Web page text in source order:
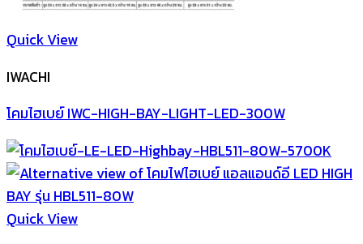
Quick View
IWACHI
โคมไฮเบย์ IWC-HIGH-BAY-LIGHT-LED-300W
Quick View